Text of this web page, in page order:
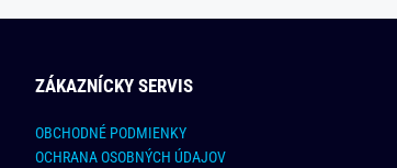
ZÁKAZNÍCKY SERVIS
OBCHODNÉ PODMIENKY
OCHRANA OSOBNÝCH ÚDAJOV